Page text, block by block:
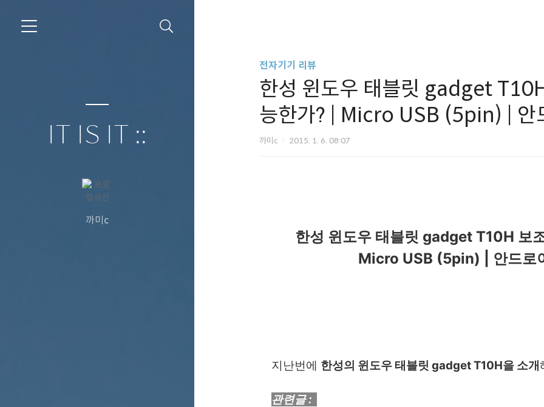
IT IS IT ::
까미c
전자기기 리뷰
한성 윈도우 태블릿 gadget
능한가? | Micro USB (5pin) | 안
까미c 2015. 1. 6. 08:07
한성 윈도우 태블릿 gadget T10H 보
Micro USB (5pin) | 안드로
지난번에 한성의 윈도우 태블릿 gadget T10H을 소개
관련글 :